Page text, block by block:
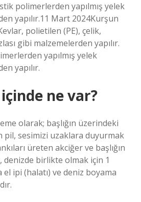
polimerlerden yapılmış yelek
yapılır.11 Mart 2024Kurşun
polietilen (PE), çelik,
gibi malzemelerden yapılır.
yapılmış yelek
yapılır.
ne var?
olarak; başlığın üzerindeki
pil, sesimizi uzaklara duyurmak
üreten akciğer ve başlığın
birlikte olmak için 1
ipi (halatı) ve deniz boyama